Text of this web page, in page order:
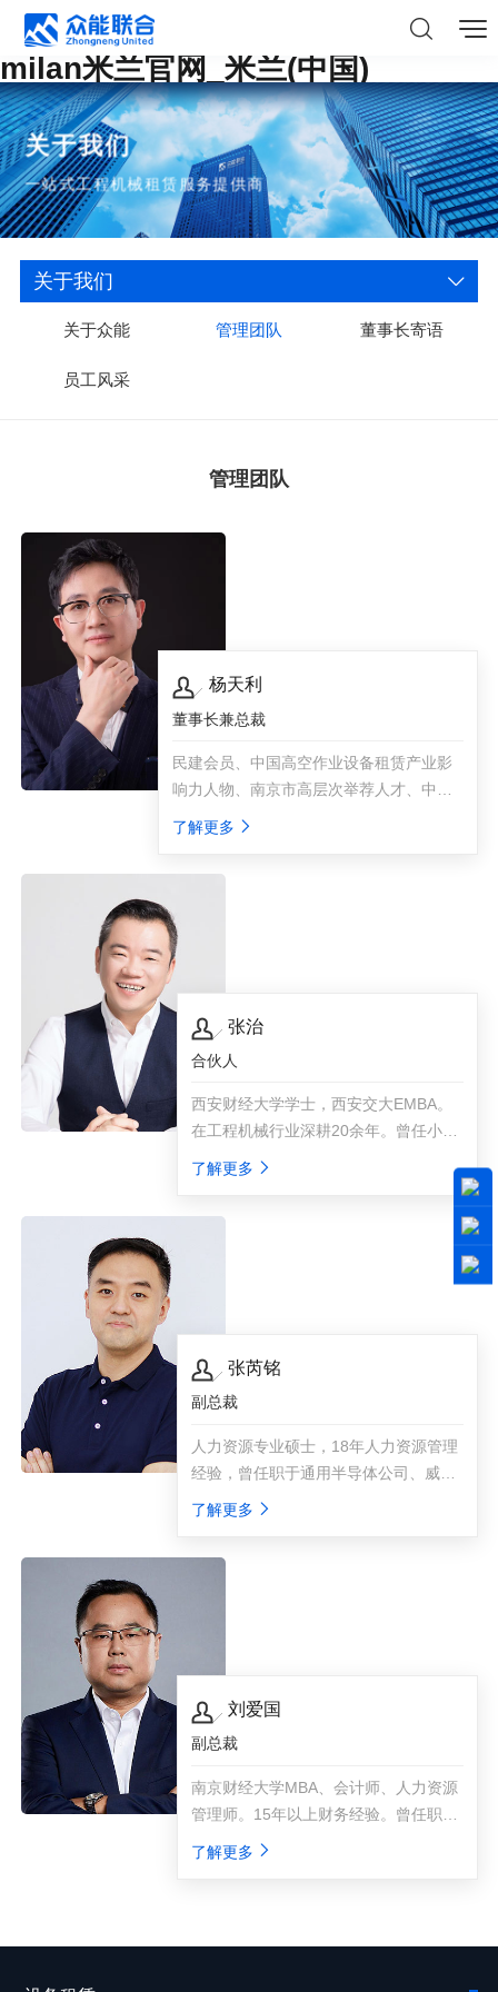
milan米兰官网_米兰(中国)
关于我们
一站式工程机械租赁服务提供商
关于我们
关于众能 管理团队 董事长寄语
员工风采
管理团队
杨天利
董事长兼总裁
民建会员、中国高空作业设备租赁产业影
响力人物、南京市高层次举荐人才、中国
产业互联网杰出CEO、紫金山英才先锋计
行业巨大的潜力，埋下创业的种子。
了解更多
张治
合伙人
西安财经大学学士，西安交大EMBA。
在工程机械行业深耕20余年。曾任小松
中国代理商总经理。曾任“管租易”创始
了解更多
张芮铭
副总裁
人力资源专业硕士，18年人力资源管理
经验，曾任职于通用半导体公司、威世
精密集团大中国区高级人力资源经理、
了解更多
刘爱国
副总裁
南京财经大学MBA、会计师、人力资源
管理师。15年以上财务经验。曾任职于
南京汽车集团财务部，百事可乐大中华
了解更多